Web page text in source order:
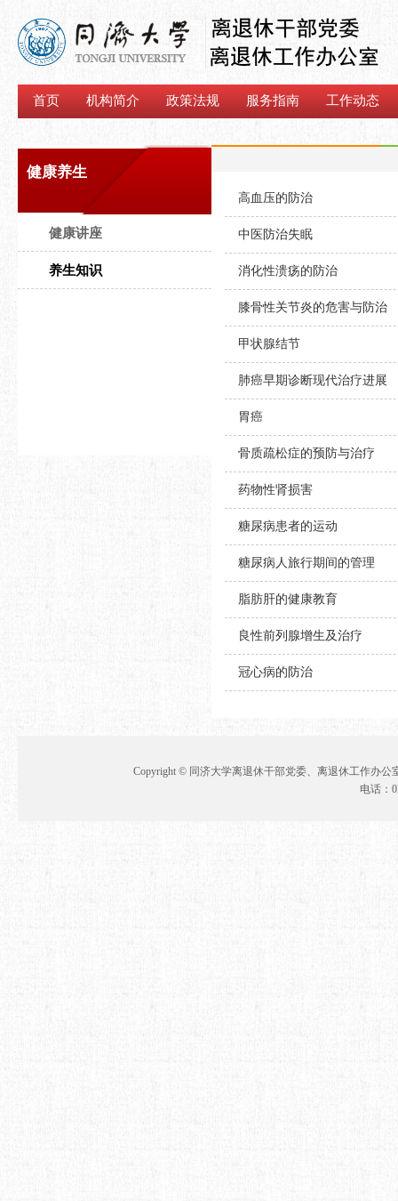
首页 机构简介 政策法规 服务指南 工作动态
健康养生
健康讲座
养生知识
高血压的防治
中医防治失眠
消化性溃疡的防治
膝骨性关节炎的危害与防治
甲状腺结节
肺癌早期诊断现代治疗进展
胃癌
骨质疏松症的预防与治疗
药物性肾损害
糖尿病患者的运动
糖尿病人旅行期间的管理
脂肪肝的健康教育
良性前列腺增生及治疗
冠心病的防治
Copyright © 同济大学离退休干部党委、离退休工作办公
电话：